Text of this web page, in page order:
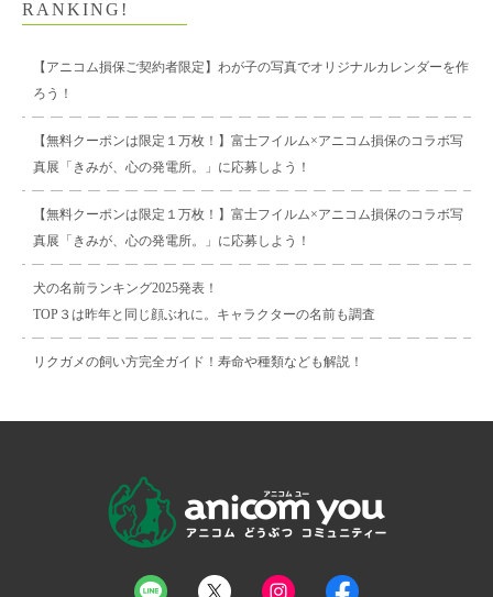
RANKING!
【アニコム損保ご契約者限定】わが子の写真でオリジナルカレンダーを作
ろう！
【無料クーポンは限定１万枚！】富士フイルム×アニコム損保のコラボ写
真展「きみが、心の発電所。」に応募しよう！
【無料クーポンは限定１万枚！】富士フイルム×アニコム損保のコラボ写
真展「きみが、心の発電所。」に応募しよう！
犬の名前ランキング2025発表！
TOP３は昨年と同じ顔ぶれに。キャラクターの名前も調査
リクガメの飼い方完全ガイド！寿命や種類なども解説！